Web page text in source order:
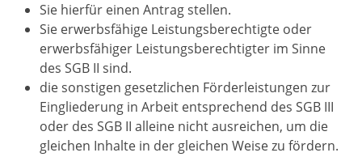
Sie hierfür einen Antrag stellen.
Sie erwerbsfähige Leistungsberechtigte oder
erwerbsfähiger Leistungsberechtigter im Sinne
des SGB II sind.
die sonstigen gesetzlichen Förderleistungen zur
Eingliederung in Arbeit entsprechend des SGB III
oder des SGB II alleine nicht ausreichen, um die
gleichen Inhalte in der gleichen Weise zu fördern.